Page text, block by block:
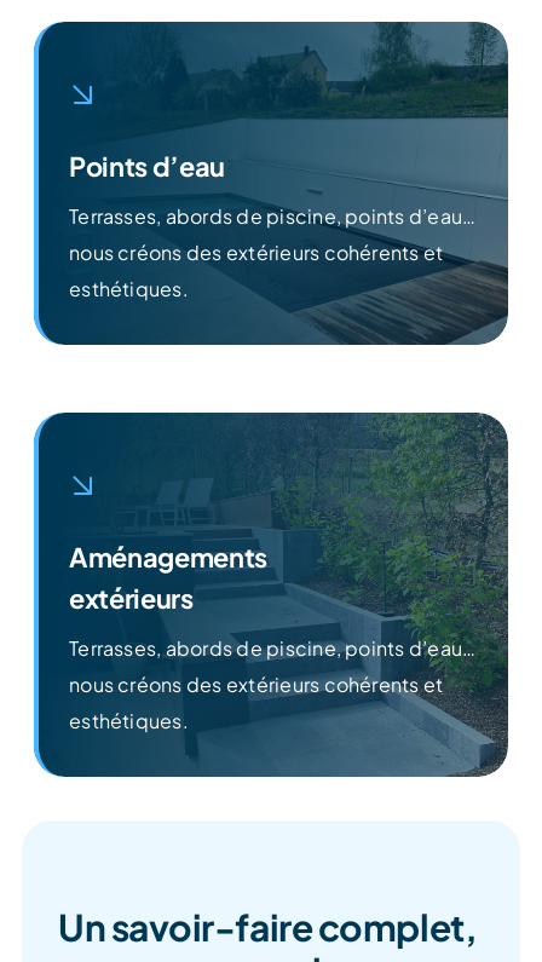
Points d’eau
Terrasses, abords de piscine, points d’eau…
nous créons des extérieurs cohérents et
esthétiques.
Découvrir
Aménagements
extérieurs
Terrasses, abords de piscine, points d’eau…
nous créons des extérieurs cohérents et
esthétiques.
Découvrir
Un savoir-faire complet,